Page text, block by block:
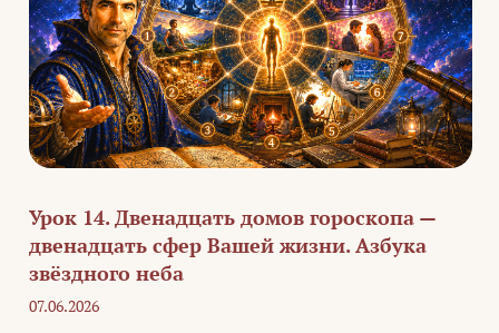
Урок 14. Двенадцать домов гороскопа —
двенадцать сфер Вашей жизни. Азбука
звёздного неба
07.06.2026